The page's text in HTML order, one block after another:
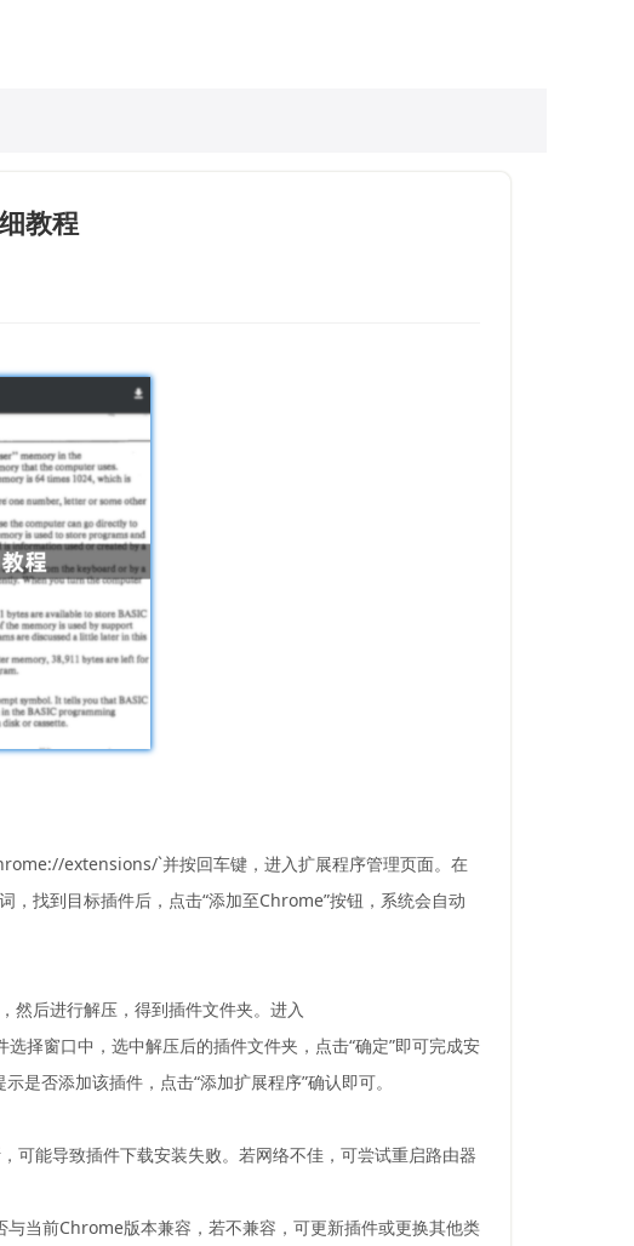
教程
extensions/`并按回车键，进入扩展程序管理页面。在
找到目标插件后，点击“添加至Chrome”按钮，系统会自动
然后进行解压，得到插件文件夹。进入
择窗口中，选中解压后的插件文件夹，点击“确定”即可完成安
否添加该插件，点击“添加扩展程序”确认即可。
可能导致插件下载安装失败。若网络不佳，可尝试重启路由器
与当前Chrome版本兼容，若不兼容，可更新插件或更换其他类